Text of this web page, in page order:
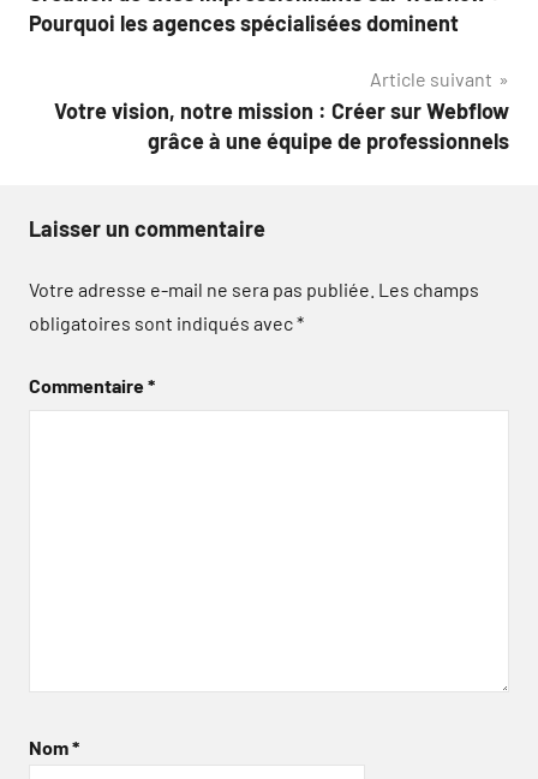
de
Pourquoi les agences spécialisées dominent
Article suivant
Votre vision, notre mission : Créer sur Webflow
grâce à une équipe de professionnels
Laisser un commentaire
Votre adresse e-mail ne sera pas publiée. Les champs
obligatoires sont indiqués avec*
Commentaire*
Nom*